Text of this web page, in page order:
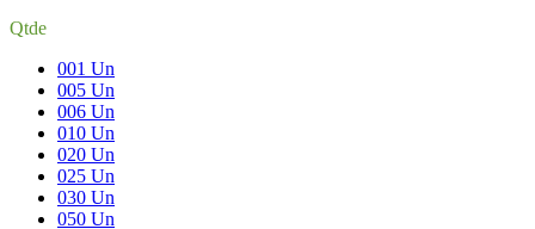
Qtde
001 Un
005 Un
006 Un
010 Un
020 Un
025 Un
030 Un
050 Un